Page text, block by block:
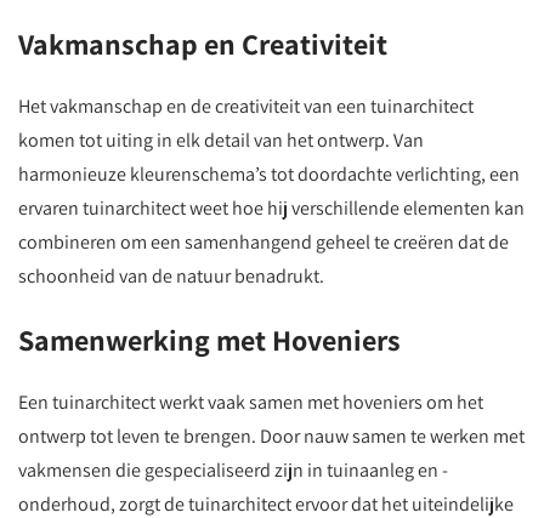
Vakmanschap en Creativiteit
Het vakmanschap en de creativiteit van een tuinarchitect
komen tot uiting in elk detail van het ontwerp. Van
harmonieuze kleurenschema’s tot doordachte verlichting, een
ervaren tuinarchitect weet hoe hij verschillende elementen kan
combineren om een samenhangend geheel te creëren dat de
schoonheid van de natuur benadrukt.
Samenwerking met Hoveniers
Een tuinarchitect werkt vaak samen met hoveniers om het
ontwerp tot leven te brengen. Door nauw samen te werken met
vakmensen die gespecialiseerd zijn in tuinaanleg en -
onderhoud, zorgt de tuinarchitect ervoor dat het uiteindelijke